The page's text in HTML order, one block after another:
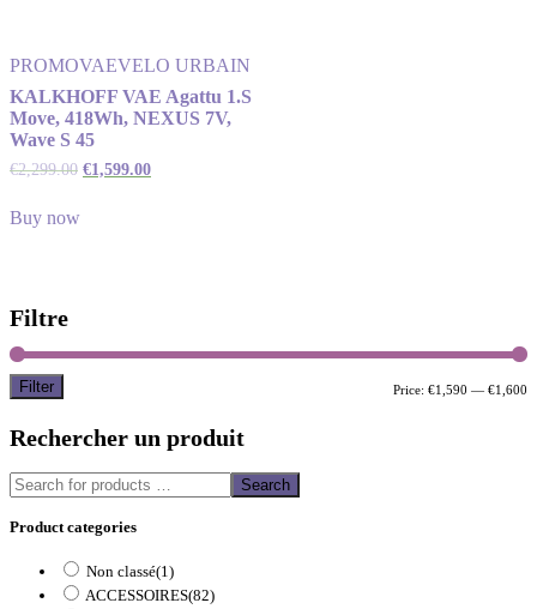
PROMOVAEVELO URBAIN
KALKHOFF VAE Agattu 1.S
Move, 418Wh, NEXUS 7V,
Wave S 45
€2,299.00 €1,599.00
Buy now
Filtre
Filter Price: €1,590 — €1,600
Rechercher un produit
Search
Product categories
Non classé(1)
ACCESSOIRES(82)